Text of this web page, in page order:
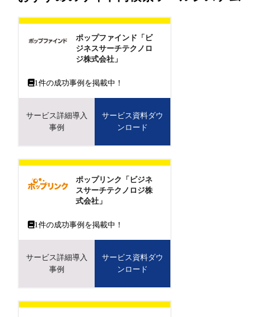
ポップファインド「ビ
ジネスサーチテクノロ
ジ株式会社」
1 件の成功事例を掲載中！
サービス詳細導入
事例
サービス資料ダウ
ンロード
ポップリンク「ビジネ
スサーチテクノロジ株
式会社」
1 件の成功事例を掲載中！
サービス詳細導入
事例
サービス資料ダウ
ンロード